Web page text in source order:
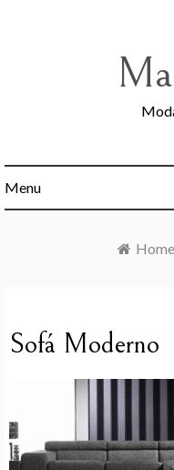
Menu
Home
Sofá Moderno